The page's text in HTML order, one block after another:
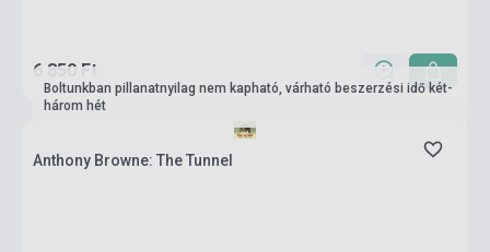
6 850 Ft
Boltunkban pillanatnyilag nem kapható, várható beszerzési idő két-
három hét
Anthony Browne: The Tunnel